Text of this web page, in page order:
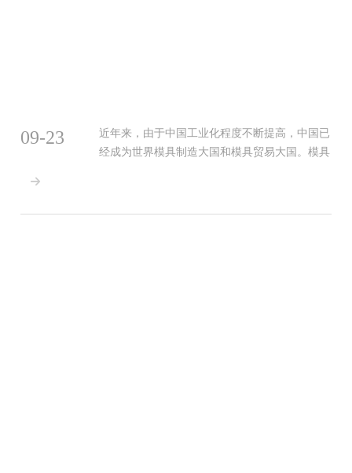
09-23

近年来，由于中国工业化程度不断提高，中国已
经成为世界模具制造大国和模具贸易大国。模具